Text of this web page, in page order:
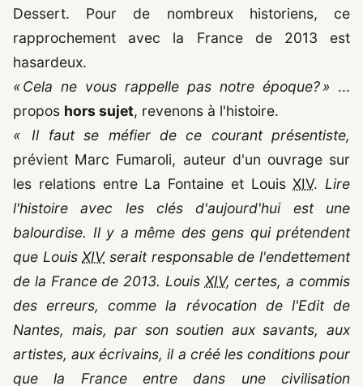
Dessert. Pour de nombreux historiens, ce
rapprochement avec la France de 2013 est
hasardeux.
« Cela ne vous rappelle pas notre époque? » ...
propos hors sujet, revenons à l'histoire.
« Il faut se méfier de ce courant présentiste,
prévient Marc Fumaroli, auteur d'un ouvrage sur
les relations entre La Fontaine et LouisXIV. Lire
l'histoire avec les clés d'aujourd'hui est une
balourdise. Il y a même des gens qui prétendent
que LouisXIVserait responsable de l'endettement
de la France de 2013. Louis XIV, certes, a commis
des erreurs, comme la révocation de l'Edit de
Nantes, mais, par son soutien aux savants, aux
artistes, aux écrivains, il a créé les conditions pour
que la France entre dans une civilisation